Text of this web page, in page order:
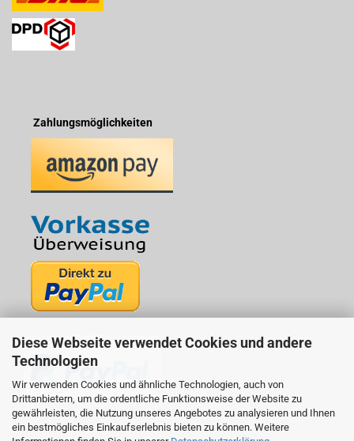
Diese Webseite verwendet Cookies und andere
Technologien
Wir verwenden Cookies und ähnliche Technologien, auch von
Drittanbietern, um die ordentliche Funktionsweise der Website zu
gewährleisten, die Nutzung unseres Angebotes zu analysieren und Ihnen
ein bestmögliches Einkaufserlebnis bieten zu können. Weitere
Zahlungsmöglichkeiten